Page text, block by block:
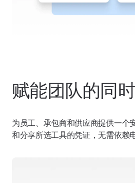
赋能团队的同
为员工、承包商和供应商提供一个
和分享所选工具的凭证，无需依赖